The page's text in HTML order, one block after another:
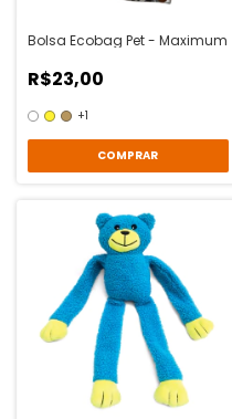
Bolsa Ecobag Pet - Maximum
R$23,00
+1
COMPRAR